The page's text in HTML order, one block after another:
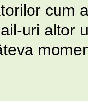
cum
uri altor